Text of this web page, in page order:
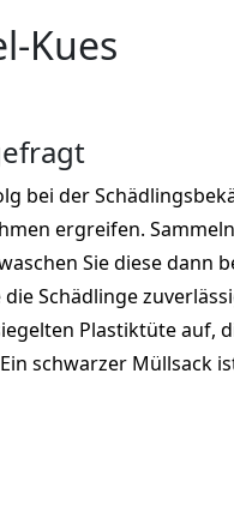
Kues
bei der
ergreifen.
Sie diese dann
Schädlinge
Plastiktüte auf,
schwarzer Müllsack